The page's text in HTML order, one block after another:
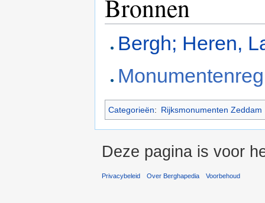
Bronnen
Bergh; Heren,
Categorieën: Rijksmonumenten Zeddam
Deze pagina is voor
Privacybeleid Over Berghapedia Voorbehoud